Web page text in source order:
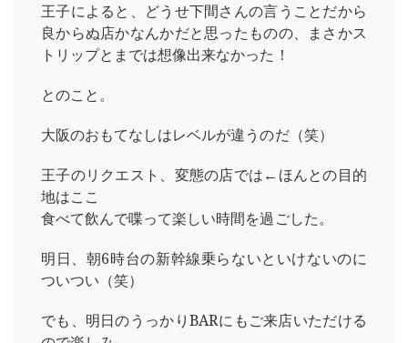
王子によると、どうせ下間さんの言うことだから
良からぬ店かなんかだと思ったものの、まさかス
トリップとまでは想像出来なかった！
とのこと。
大阪のおもてなしはレベルが違うのだ（笑）
王子のリクエスト、変態の店では←ほんとの目的
地はここ
食べて飲んで喋って楽しい時間を過ごした。
明日、朝6時台の新幹線乗らないといけないのに
ついつい（笑）
でも、明日のうっかりBARにもご来店いただける